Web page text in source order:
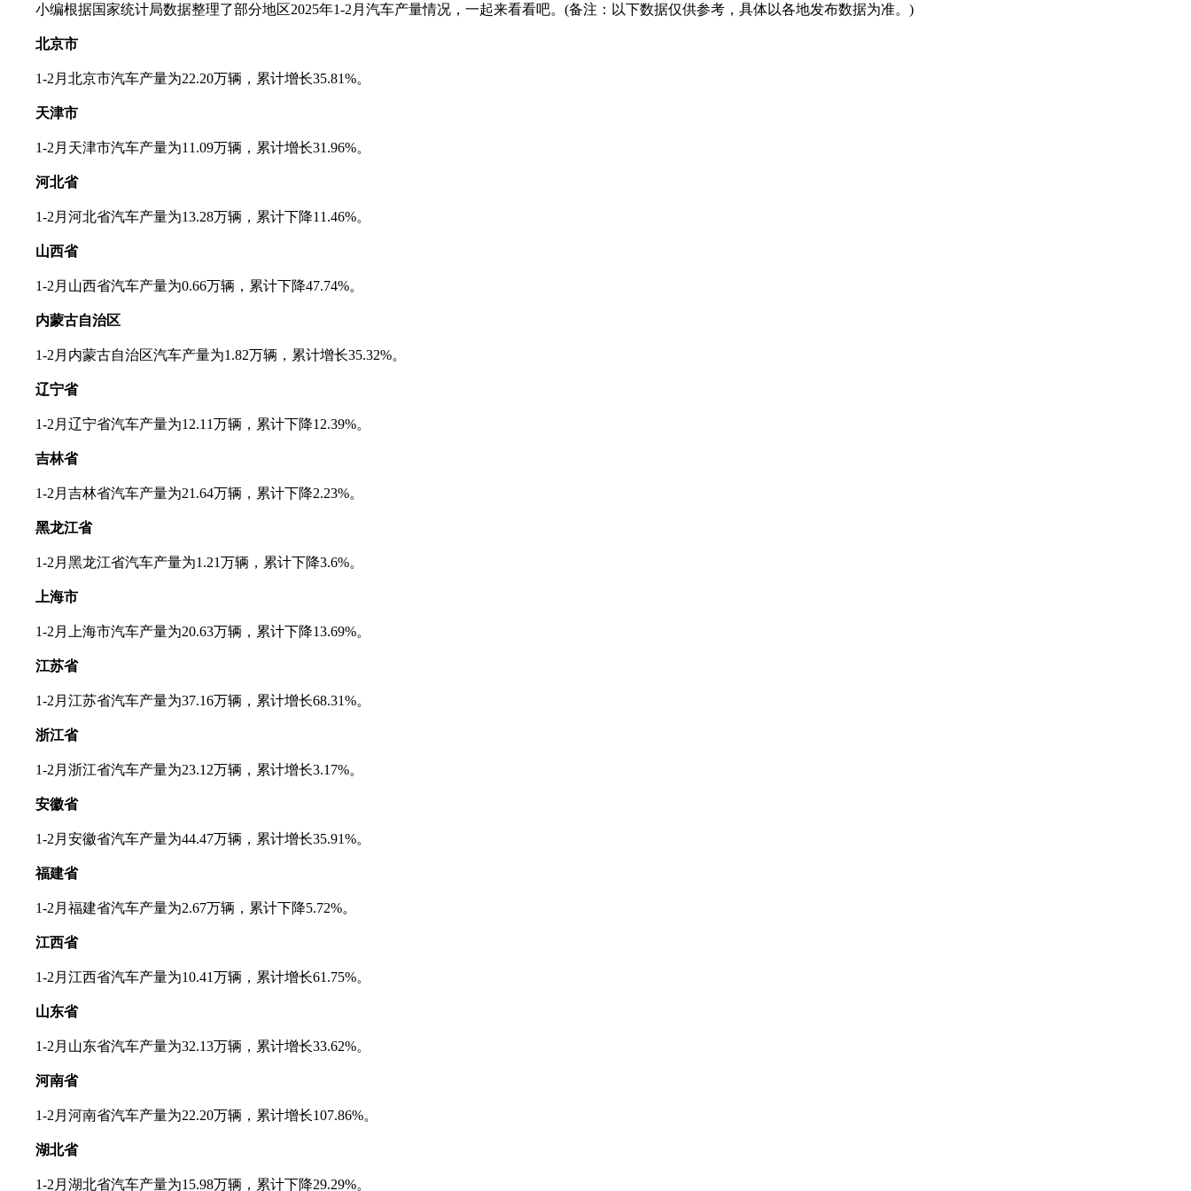
小编根据国家统计局数据整理了部分地区2025年1-2月汽车产量情况，一起来看看吧。(备注：以下数据仅供参考，具体以各地发布数据为准。)
北京市
1-2月北京市汽车产量为22.20万辆，累计增长35.81%。
天津市
1-2月天津市汽车产量为11.09万辆，累计增长31.96%。
河北省
1-2月河北省汽车产量为13.28万辆，累计下降11.46%。
山西省
1-2月山西省汽车产量为0.66万辆，累计下降47.74%。
内蒙古自治区
1-2月内蒙古自治区汽车产量为1.82万辆，累计增长35.32%。
辽宁省
1-2月辽宁省汽车产量为12.11万辆，累计下降12.39%。
吉林省
1-2月吉林省汽车产量为21.64万辆，累计下降2.23%。
黑龙江省
1-2月黑龙江省汽车产量为1.21万辆，累计下降3.6%。
上海市
1-2月上海市汽车产量为20.63万辆，累计下降13.69%。
江苏省
1-2月江苏省汽车产量为37.16万辆，累计增长68.31%。
浙江省
1-2月浙江省汽车产量为23.12万辆，累计增长3.17%。
安徽省
1-2月安徽省汽车产量为44.47万辆，累计增长35.91%。
福建省
1-2月福建省汽车产量为2.67万辆，累计下降5.72%。
江西省
1-2月江西省汽车产量为10.41万辆，累计增长61.75%。
山东省
1-2月山东省汽车产量为32.13万辆，累计增长33.62%。
河南省
1-2月河南省汽车产量为22.20万辆，累计增长107.86%。
湖北省
1-2月湖北省汽车产量为15.98万辆，累计下降29.29%。